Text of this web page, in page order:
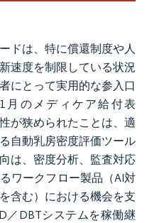
ドは、特に償還制度や人
速度を制限している状況
にとって実用的な参入口
月のメディケア給付表
が狭められたことは、適
自動乳房密度評価ツール
は、密度分析、監査対応
ワークフロー製品（AI対
含む）における機会を支
／DBTシステムを稼働継